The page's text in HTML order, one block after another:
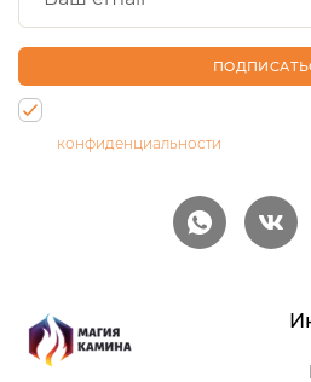
конфиденциальности